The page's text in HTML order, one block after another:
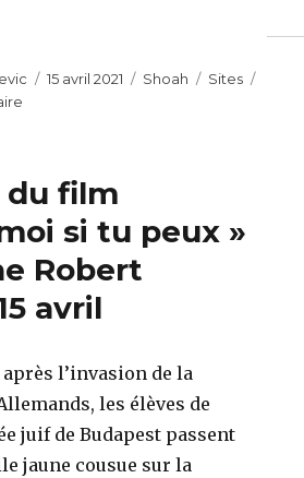
Publié
15 avril 2021 Catégories
Shoah Étiquettes
Sites
film
si tu peux »
Robert
avril
après l’invasion de la
les élèves de
juif de Budapest passent
jaune cousue sur la